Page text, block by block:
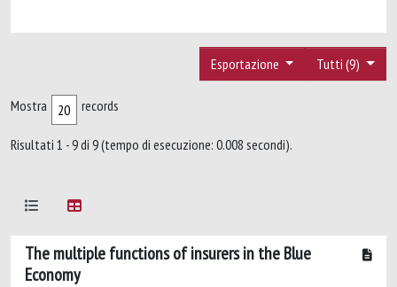
Tutti (9)
Esportazione
Mostra records
Risultati 1 - 9 di 9 (tempo di esecuzione: 0.008 secondi).
The multiple functions of insurers in the Blue
Economy